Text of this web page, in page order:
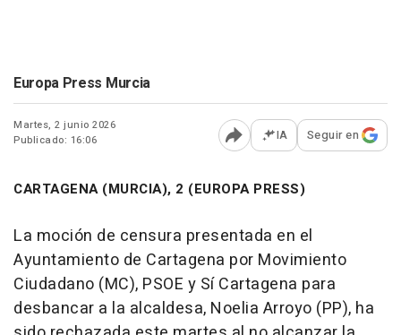
Europa Press Murcia
Martes, 2 junio 2026
Publicado: 16:06
Abrir opciones para
IA Seguir en
CARTAGENA (MURCIA), 2 (EUROPA PRESS)
La moción de censura presentada en el
Ayuntamiento de Cartagena por Movimiento
Ciudadano (MC), PSOE y Sí Cartagena para
desbancar a la alcaldesa, Noelia Arroyo (PP), ha